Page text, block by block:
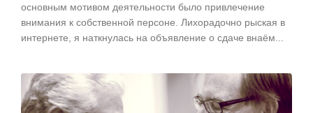
основным мотивом деятельности было привлечение
внимания к собственной персоне. Лихорадочно рыская в
интернете, я наткнулась на объявление о сдаче внаём...